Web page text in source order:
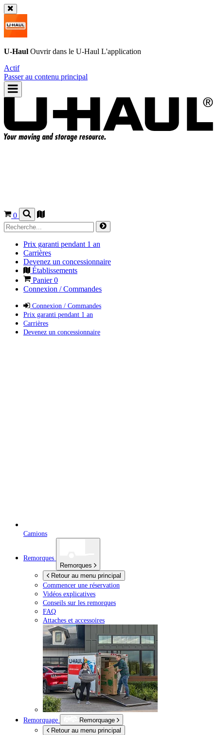
U-Haul Ouvrir dans le U-Haul L'application
Actif
Passer au contenu principal
0
Prix garanti pendant 1 an
Carrières
Devenez un concessionnaire
Établissements
Panier0
Connexion / Commandes
Connexion / Commandes
Prix garanti pendant 1 an
Carrières
Devenez un concessionnaire
Camions
Remorques
Remorques
Retour au menu principal
Commencer une réservation
Vidéos explicatives
Conseils sur les remorques
FAQ
Attaches et accessoires
Remorquage
Remorquage
Retour au menu principal